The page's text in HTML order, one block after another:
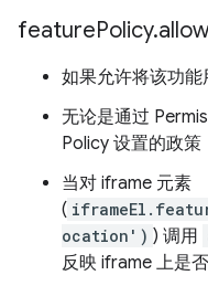
featurePolicy.
如果允许将该功
无论是通过
Policy 设置的政
当对 iframe 元素
(
ocation') ) 调用
反映 iframe 上是